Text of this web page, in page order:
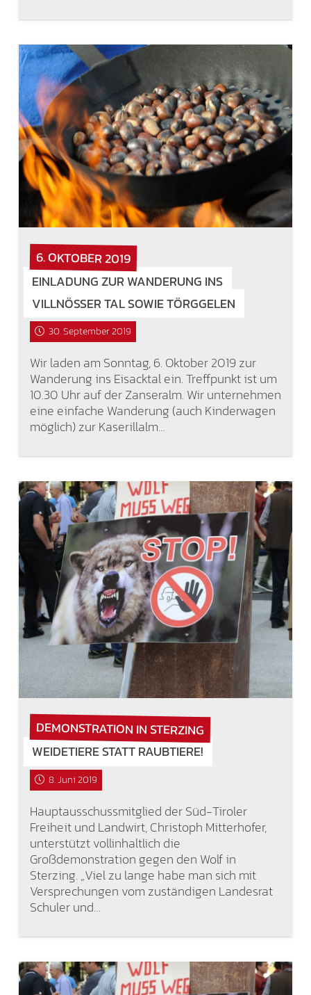
6. OKTOBER 2019
EINLADUNG ZUR WANDERUNG INS
VILLNÖSSER TAL SOWIE TÖRGGELEN
30. September 2019
Wir laden am Sonntag, 6. Oktober 2019 zur
Wanderung ins Eisacktal ein. Treffpunkt ist um
10.30 Uhr auf der Zanseralm. Wir unternehmen
eine einfache Wanderung (auch Kinderwagen
möglich) zur Kaserillalm…
DEMONSTRATION IN STERZING
WEIDETIERE STATT RAUBTIERE!
8. Juni 2019
Hauptausschussmitglied der Süd-Tiroler
Freiheit und Landwirt, Christoph Mitterhofer,
unterstützt vollinhaltlich die
Großdemonstration gegen den Wolf in
Sterzing. „Viel zu lange habe man sich mit
Versprechungen vom zuständigen Landesrat
Schuler und…